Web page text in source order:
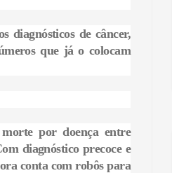
diagnósticos de câncer,
que já o colocam
por doença entre
diagnóstico precoce e
conta com robôs para